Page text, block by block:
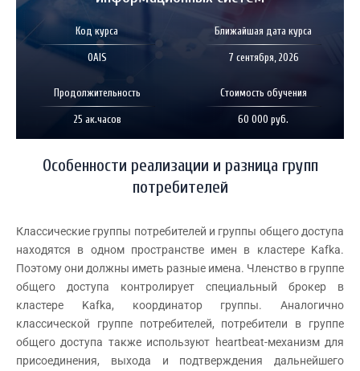
Код курса
OAIS
Ближайшая дата курса
7 сентября, 2026
Продолжительность
25 ак.часов
Стоимость обучения
60 000 руб.
Особенности реализации и разница групп
потребителей
Классические группы потребителей и группы общего доступа
находятся в одном пространстве имен в кластере Kafka.
Поэтому они должны иметь разные имена. Членство в группе
общего доступа контролирует специальный брокер в
кластере Kafka, координатор группы. Аналогично
классической группе потребителей, потребители в группе
общего доступа также используют heartbeat-механизм для
присоединения, выхода и подтверждения дальнейшего